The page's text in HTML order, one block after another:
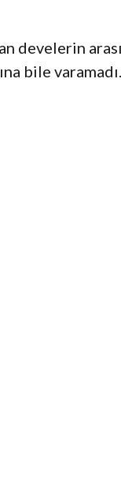
develerin
bile varamadı.